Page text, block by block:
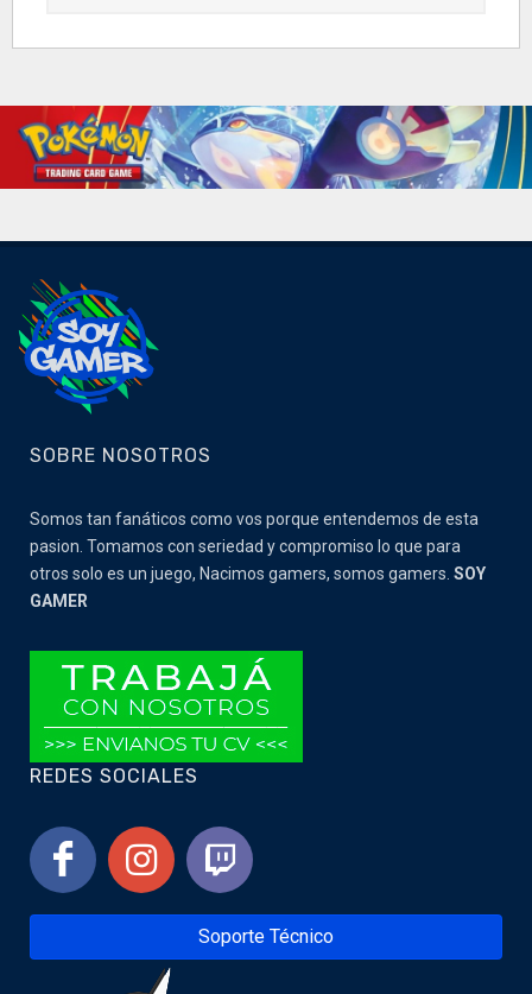
SOBRE NOSOTROS
Somos tan fanáticos como vos porque entendemos de esta
pasion. Tomamos con seriedad y compromiso lo que para
otros solo es un juego, Nacimos gamers, somos gamers. SOY
GAMER
REDES SOCIALES
Soporte Técnico